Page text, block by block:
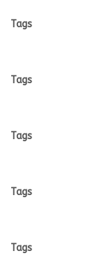
Tags
Tags
Tags
Tags
Tags